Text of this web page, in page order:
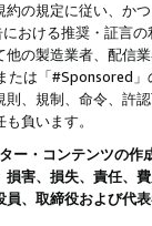
の規定に従い、か
おける推奨・証言
の製造業者、配信
は「#Sponsored
、規制、命令、許
負います。
ー・コンテンツの
害、損失、責任、
、取締役および代